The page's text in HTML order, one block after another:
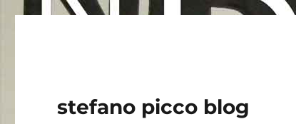
stefano picco blog